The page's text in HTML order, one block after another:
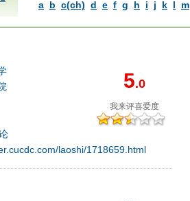
a b c(ch) d e f g h i j k l m
5.0
我来评喜爱度
laoshi/1718659.html